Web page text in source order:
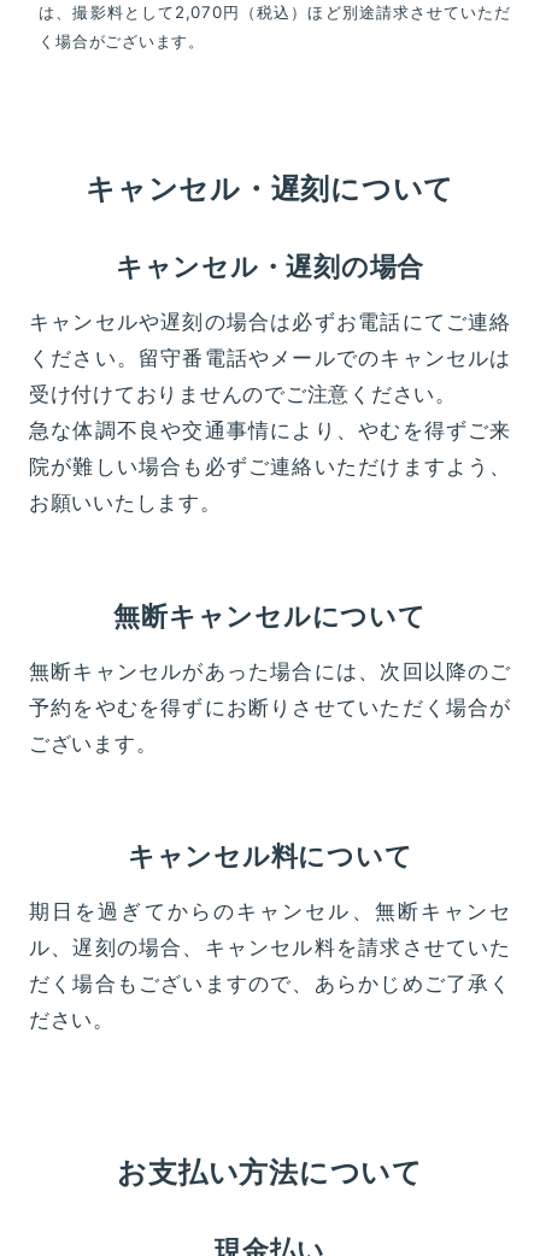
は、撮影料として2,070円（税込）ほど別途請求させていただ
く場合がございます。
キャンセル・遅刻について
キャンセル・遅刻の場合
キャンセルや遅刻の場合は必ずお電話にてご連絡
ください。留守番電話やメールでのキャンセルは
受け付けておりませんのでご注意ください。
急な体調不良や交通事情により、やむを得ずご来
院が難しい場合も必ずご連絡いただけますよう、
お願いいたします。
無断キャンセルについて
無断キャンセルがあった場合には、次回以降のご
予約をやむを得ずにお断りさせていただく場合が
ございます。
キャンセル料について
期日を過ぎてからのキャンセル、無断キャンセ
ル、遅刻の場合、キャンセル料を請求させていた
だく場合もございますので、あらかじめご了承く
ださい。
お支払い方法について